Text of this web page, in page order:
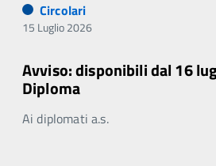
Circolari
15 Luglio 2026
Avviso: disponibili dal 16
Diploma
Ai diplomati a.s.